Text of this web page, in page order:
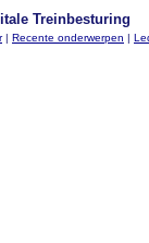
Treinbesturing
| Recente onderwerpen |